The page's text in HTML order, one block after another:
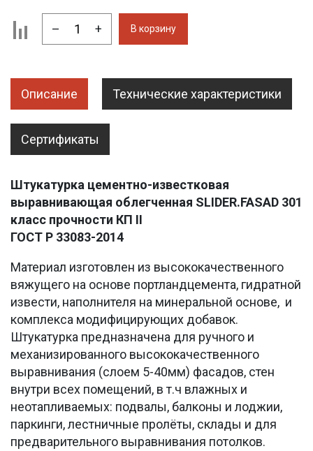
– + В корзину
Описание Технические характеристики
Сертификаты
Штукатурка цементно-известковая
выравнивающая облегченная SLIDER.FASAD 301
класс прочности КП II
ГОСТ Р 33083-2014
Материал изготовлен из высококачественного
вяжущего на основе портландцемента, гидратной
извести, наполнителя на минеральной основе, и
комплекса модифицирующих добавок.
Штукатурка предназначена для ручного и
механизированного высококачественного
выравнивания (слоем 5-40мм) фасадов, стен
внутри всех помещений, в т.ч влажных и
неотапливаемых: подвалы, балконы и лоджии,
паркинги, лестничные пролёты, склады и для
предварительного выравнивания потолков.